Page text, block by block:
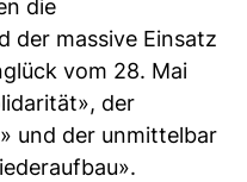
die
der massive Einsatz
vom 28. Mai
der
und der unmittelbar